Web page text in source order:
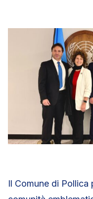
Il Comune di